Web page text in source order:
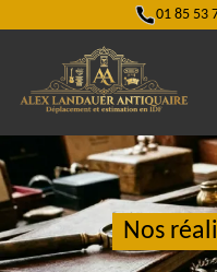
01 85 53
Nos